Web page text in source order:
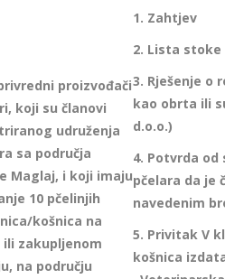
proizvođači
koji su članovi
udruženja
sa područja
Maglaj, i koji imaju
10 pčelinjih
košnica na
ili zakupljenom
na području
1. Zahtjev
2. Lista stoke
3. Rješenje o
kao obrta ili
d.o.o.)
4. Potvrda od
pčelara da je
navedenim
5. Privitak V
košnica